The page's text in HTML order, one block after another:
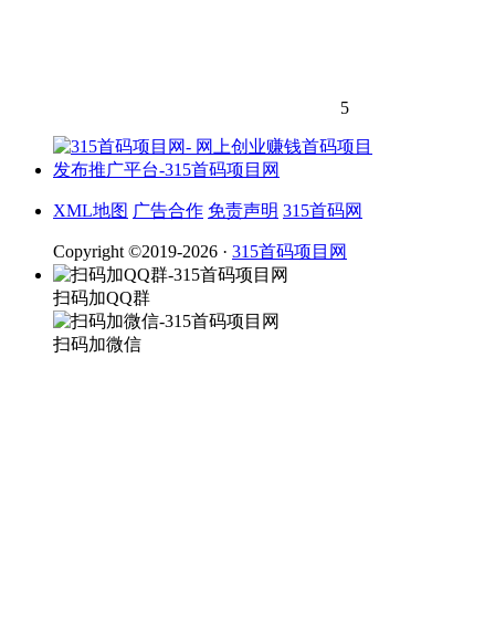
5
XML地图 广告合作 免责声明 315首码网
Copyright ©2019-2026 · 315首码项目网
扫码加QQ群
扫码加微信